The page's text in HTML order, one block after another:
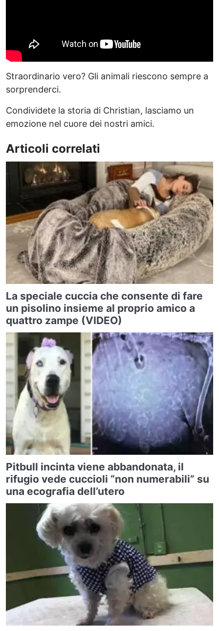
Straordinario vero? Gli animali riescono sempre a
sorprenderci.
Condividete la storia di Christian, lasciamo un
emozione nel cuore dei nostri amici.
Articoli correlati
La speciale cuccia che consente di fare
un pisolino insieme al proprio amico a
quattro zampe (VIDEO)
Pitbull incinta viene abbandonata, il
rifugio vede cuccioli “non numerabili” su
una ecografia dell’utero